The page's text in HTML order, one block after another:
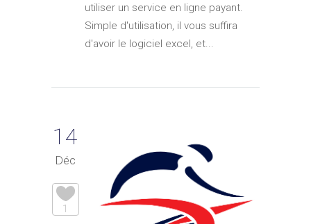
utiliser un service en ligne payant.
Simple d'utilisation, il vous suffira
d'avoir le logiciel excel, et...
14
Déc
1